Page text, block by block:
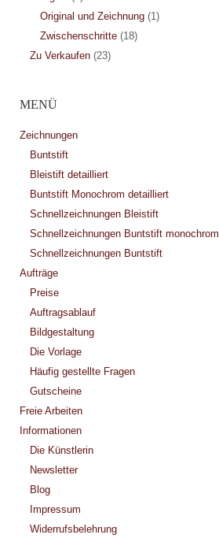
Original und Zeichnung(1)
Zwischenschritte(18)
Zu Verkaufen(23)
MENÜ
Zeichnungen
Buntstift
Bleistift detailliert
Buntstift Monochrom detailliert
Schnellzeichnungen Bleistift
Schnellzeichnungen Buntstift monochrom
Schnellzeichnungen Buntstift
Aufträge
Preise
Auftragsablauf
Bildgestaltung
Die Vorlage
Häufig gestellte Fragen
Gutscheine
Freie Arbeiten
Informationen
Die Künstlerin
Newsletter
Blog
Impressum
Widerrufsbelehrung